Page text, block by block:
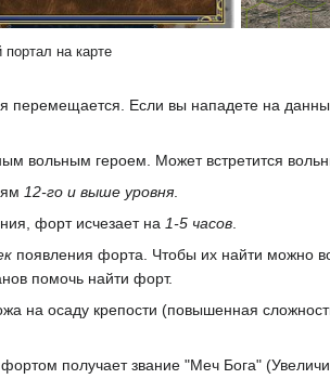
портал на карте
перемещается. Если вы нападете на
вольным героем. Может встретится
12-го и выше уровня
форт исчезает на 1-5 часов
появления форта. Чтобы их найти можно
помочь найти форт.
на осаду крепости (повышенная
получает звание "Меч Бога"